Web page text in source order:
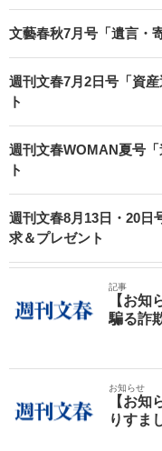
文藝春秋7月号「遺言・
週刊文春7月2日号「資
ト
週刊文春WOMAN夏号
ト
週刊文春8月13日・20日
求＆プレゼント
記事
【お知
騙る詐
お知らせ
【お知
りすま